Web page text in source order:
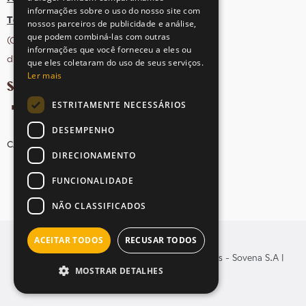
Tel: +351 21 412 93 36
(Chamada para rede fixa nacional;
dias úteis das 10h às 17h)
SIGA-NOS NAS REDES SOCIAIS
CANDIDATURAS
© Copyright 2026 . Todos os direitos reservados - Sovena S.A |
informações sobre o uso do nosso site com
nossos parceiros de publicidade e análise,
que podem combiná-las com outras
informações que você forneceu a eles ou
que eles coletaram do uso de seus serviços.
Ler mais
ESTRITAMENTE NECESSÁRIOS
DESEMPENHO
DIRECIONAMENTO
FUNCIONALIDADE
NÃO CLASSIFICADOS
ACEITAR TODOS RECUSAR TODOS
MOSTRAR DETALHES